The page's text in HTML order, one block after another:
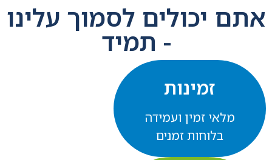
אתם יכולים לסמוך עלינו
- תמיד
זמינות
מלאי זמין ועמידה
בלוחות זמנים